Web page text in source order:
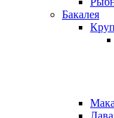
Бакалея